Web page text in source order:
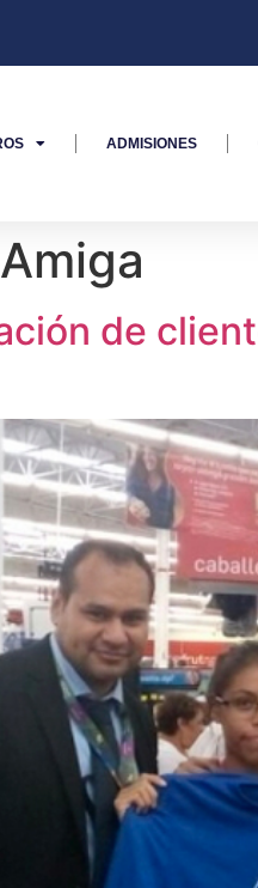
ADMISIONES
de